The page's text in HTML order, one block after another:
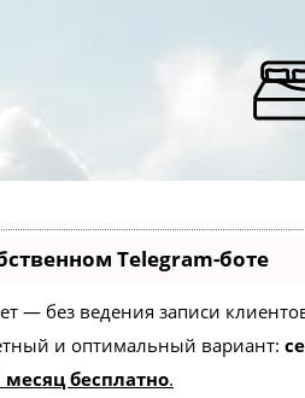
Telegram-боте
— без ведения записи
и оптимальный вариант:
бесплатно.